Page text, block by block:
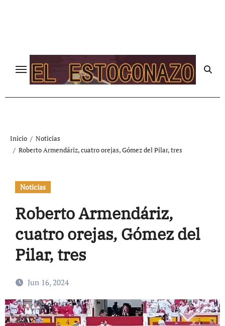
Inicio
Noticias
Roberto Armendáriz, cuatro orejas, Gómez del Pilar, tres
Noticias
Roberto Armendáriz,
cuatro orejas, Gómez del
Pilar, tres
Jun 16, 2024